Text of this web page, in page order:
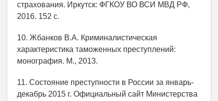
страхования. Иркутск: ФГКОУ ВО ВСИ МВД РФ,
2016. 152 с.
10. Жбанков В.А. Криминалистическая
характеристика таможенных преступлений:
монография. М., 2013.
11. Состояние преступности в России за январь-
декабрь 2015 г. Официальный сайт Министерства